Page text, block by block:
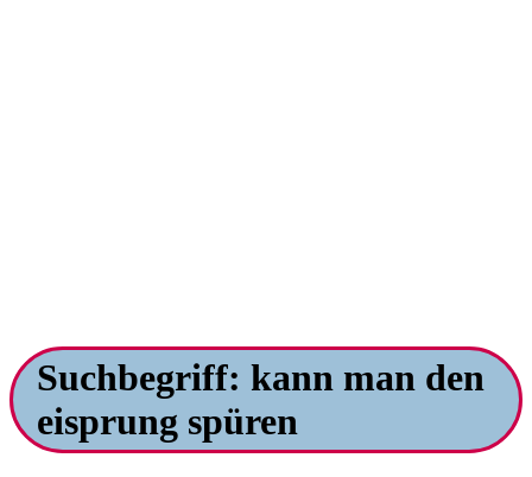
Suchbegriff: kann man den
eisprung spüren